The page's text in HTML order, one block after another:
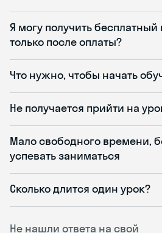
Не нашли ответа на свой
Я могу получить
только после оплаты?
Что нужно, чтобы начать
Не получается прийти на
Мало свободного времени,
успевать заниматься
Сколько длится один урок?